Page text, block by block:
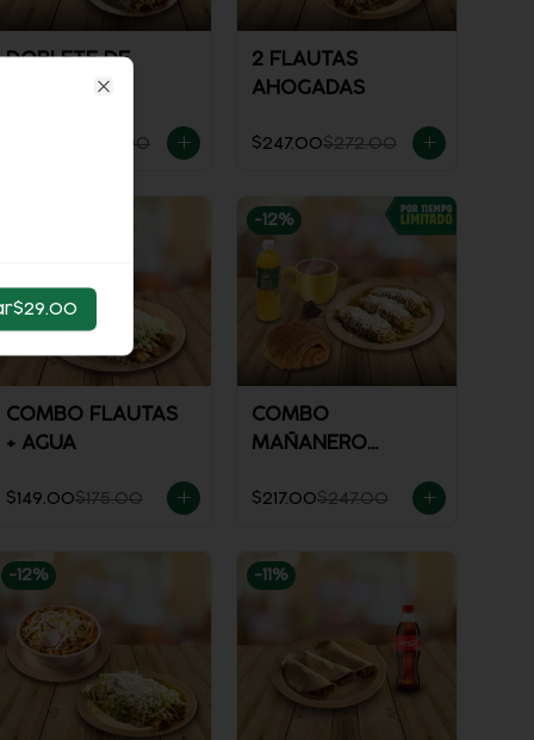
DOBLETE DE
$246.00
2 FLAUTAS
AHOGADAS
$247.00$272.00
COMBO FLAUTAS
+ AGUA
$149.00$175.00
-12%
COMBO
MAÑANERO
$217.00$247.00
-12% -11 %
$29.00